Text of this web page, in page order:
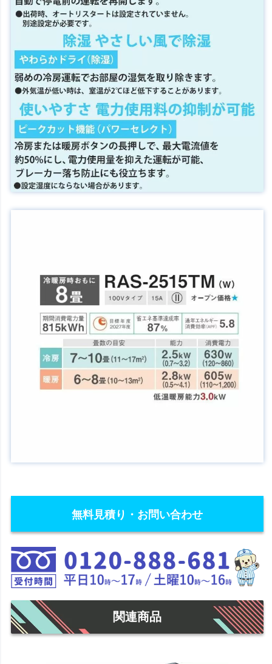
無料見積り・お問い合わせ
関連商品